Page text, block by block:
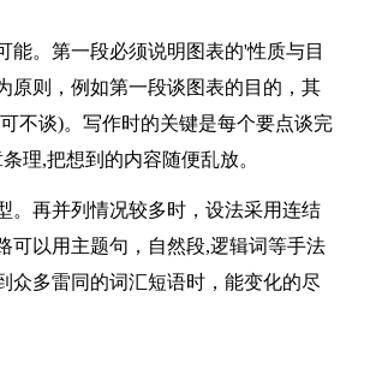
。第一段必须说明图表的'性质与目
原则，例如第一段谈图表的目的，其
不谈)。写作时的关键是每个要点谈完
理,把想到的内容随便乱放。
。再并列情况较多时，设法采用连结
可以用主题句，自然段,逻辑词等手法
众多雷同的词汇短语时，能变化的尽